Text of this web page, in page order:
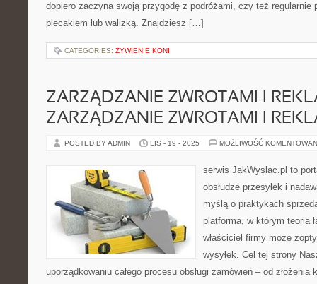
dopiero zaczyna swoją przygodę z podróżami, czy też regularnie
plecakiem lub walizką. Znajdziesz […]
CATEGORIES: ŻYWIENIE KONI
ZARZĄDZANIE ZWROTAMI I
ZARZĄDZANIE ZWROTAMI I
POSTED BY ADMIN LIS - 19 - 2025 MOŻLIWOŚĆ
serwis JakWyslac.pl to
obsłudze przesyłek i
myślą o praktykach
platforma, w którym teoria
właściciel firmy może
wysyłek. Cel tej strony
uporządkowaniu całego procesu obsługi zamówień – od złożenia